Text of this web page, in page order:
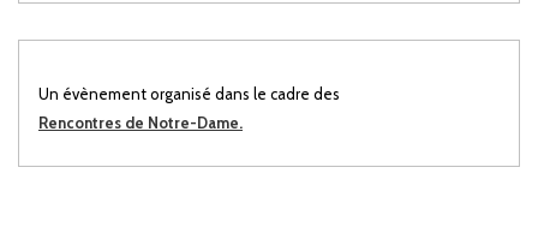
Un évènement organisé dans le cadre des
Rencontres de Notre-Dame.